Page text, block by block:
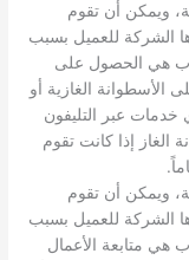
ويمكن أن تقوم
الشركة للعميل بسبب
هي الحصول على
الغازية أو
عبر التليفون
الغاز إذا كانت تقوم
ويمكن أن تقوم
الشركة للعميل بسبب
هي متابعة الأعمال